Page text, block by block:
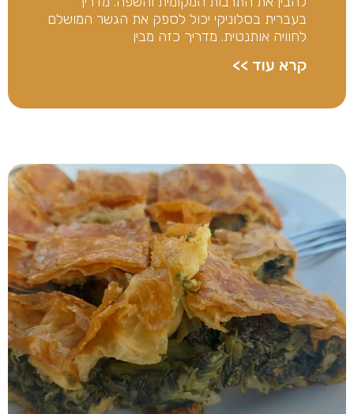
בעברית בסלוניקי יכול לספק את הגשר המושלם
לחוויה אותנטית. מדריך כזה מבין
קרא עוד >>